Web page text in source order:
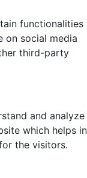
functionalities
on social media
third-party
and analyze
which helps in
the visitors.